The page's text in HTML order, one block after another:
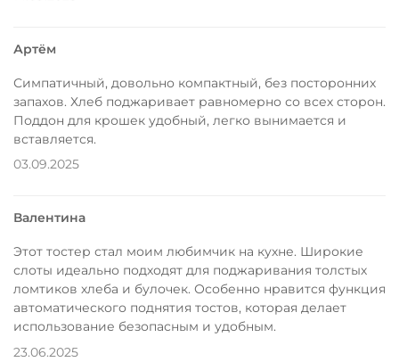
Артём
Симпатичный, довольно компактный, без посторонних
запахов. Хлеб поджаривает равномерно со всех сторон.
Поддон для крошек удобный, легко вынимается и
вставляется.
03.09.2025
Валентина
Этот тостер стал моим любимчик на кухне. Широкие
слоты идеально подходят для поджаривания толстых
ломтиков хлеба и булочек. Особенно нравится функция
автоматического поднятия тостов, которая делает
использование безопасным и удобным.
23.06.2025